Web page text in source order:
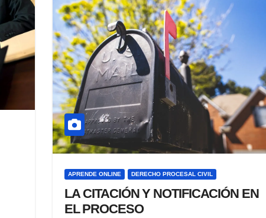
APRENDE ONLINE DERECHO PROCESAL CIVIL
LA CITACIÓN Y NOTIFICACIÓN EN
EL PROCESO